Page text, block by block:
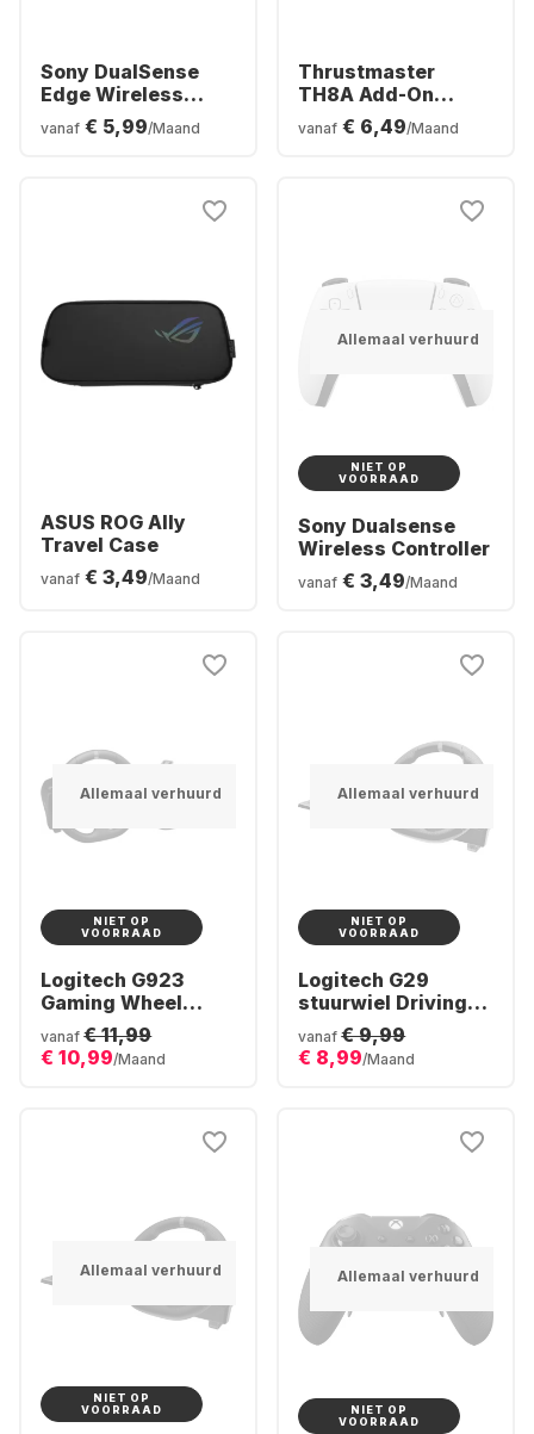
Sony DualSense
Edge Wireless
Controller
vanaf € 5,99/Maand
Thrustmaster
TH8A Add-On
Versnellingspook
vanaf € 6,49/Maand
ASUS ROG Ally
Travel Case
vanaf € 3,49/Maand
Allemaal verhuurd
NIET OP
VOORRAAD
Sony Dualsense
Wireless Controller
vanaf € 3,49/Maand
Allemaal verhuurd
NIET OP
VOORRAAD
Logitech G923
Gaming Wheel
(Xbox + PC)
vanaf € 11,99
€ 10,99/Maand
Allemaal verhuurd
NIET OP
VOORRAAD
Logitech G29
stuurwiel Driving
Force Racing
vanaf € 9,99
€ 8,99/Maand
Allemaal verhuurd
NIET OP
VOORRAAD
Allemaal verhuurd
NIET OP
VOORRAAD